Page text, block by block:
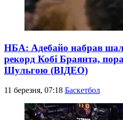
НБА: Адебайо набрав
рекорд Кобі Браянта,
Шульгою (ВІДЕО)
11 березня, 07:18 Баскетбол